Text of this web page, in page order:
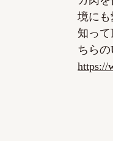
境に
知っ
ちらの
https://